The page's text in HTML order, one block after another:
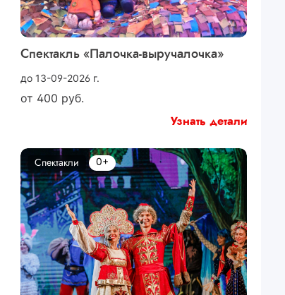
Спектакль «Палочка-выручалочка»
до 13-09-2026 г.
от 400 руб.
Узнать детали
Спектакли 0+